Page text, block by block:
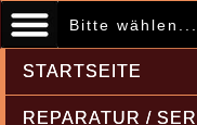
Bitte wählen...
STARTSEITE
REPARATUR /